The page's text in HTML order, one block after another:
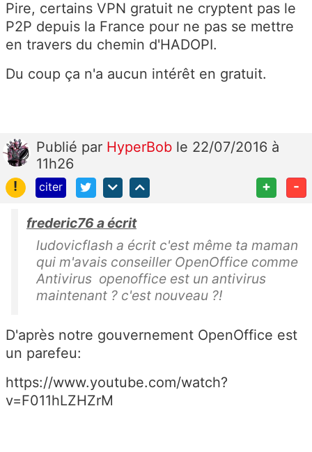
Pire, certains VPN gratuit ne cryptent pas le
P2P depuis la France pour ne pas se mettre
en travers du chemin d'HADOPI.
Du coup ça n'a aucun intérêt en gratuit.
Publié par HyperBob le 22/07/2016 à
11h26
!
citer + -
frederic76 a écrit
ludovicflash a écrit c'est même ta maman
qui m'avais conseiller OpenOffice comme
Antivirus openoffice est un antivirus
maintenant ? c'est nouveau ?!
D'après notre gouvernement OpenOffice est
un parefeu:
https://www.youtube.com/watch?
v=F011hLZHZrM